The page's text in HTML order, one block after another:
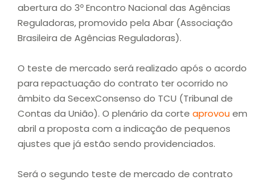
abertura do 3º Encontro Nacional das Agências
Reguladoras, promovido pela Abar (Associação
Brasileira de Agências Reguladoras).
O teste de mercado será realizado após o acordo
para repactuação do contrato ter ocorrido no
âmbito da SecexConsenso do TCU (Tribunal de
Contas da União). O plenário da corte aprovouem
abril a proposta com a indicação de pequenos
ajustes que já estão sendo providenciados.
Será o segundo teste de mercado de contrato